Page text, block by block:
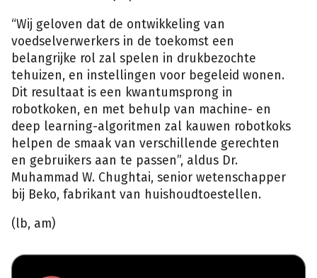
“Wij geloven dat de ontwikkeling van
voedselverwerkers in de toekomst een
belangrijke rol zal spelen in drukbezochte
tehuizen, en instellingen voor begeleid wonen.
Dit resultaat is een kwantumsprong in
robotkoken, en met behulp van machine- en
deep learning-algoritmen zal kauwen robotkoks
helpen de smaak van verschillende gerechten
en gebruikers aan te passen”, aldus Dr.
Muhammad W. Chughtai, senior wetenschapper
bij Beko, fabrikant van huishoudtoestellen.
(lb, am)